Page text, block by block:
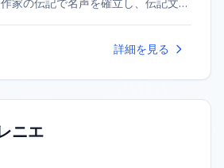
家の伝記で名声を確立し、伝記文学
詳細を見る
ニエ